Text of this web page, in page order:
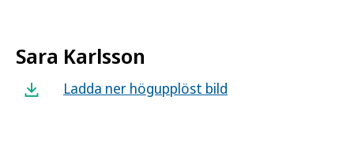
Sara Karlsson
Ladda ner högupplöst bild